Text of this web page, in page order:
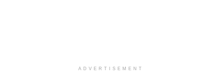
ADVERTISEMENT